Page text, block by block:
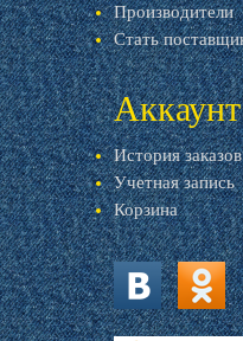
Производители
Стать
Аккаунт
История заказов
Учетная запись
Корзина
vk.com ok.ru